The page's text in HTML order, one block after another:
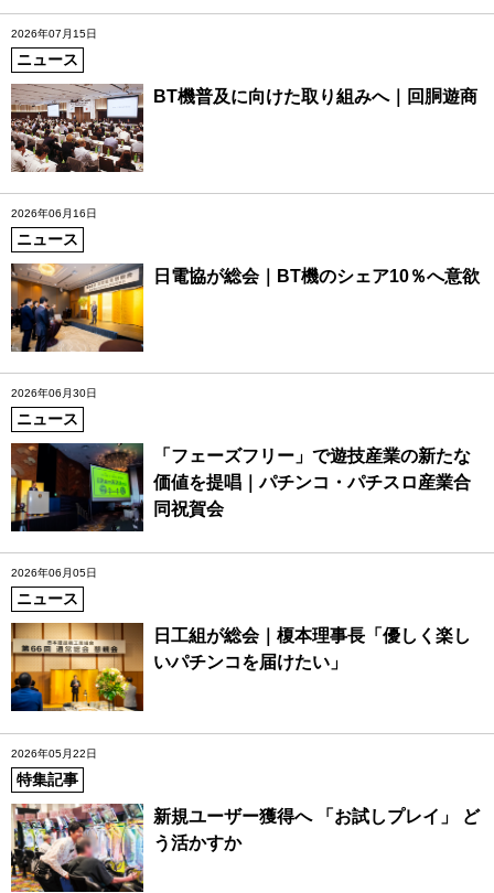
2026年07月15日
ニュース
BT機普及に向けた取り組みへ｜回胴遊商
2026年06月16日
ニュース
日電協が総会｜BT機のシェア10％へ意欲
2026年06月30日
ニュース
「フェーズフリー」で遊技産業の新たな
価値を提唱｜パチンコ・パチスロ産業合
同祝賀会
2026年06月05日
ニュース
日工組が総会｜榎本理事長「優しく楽し
いパチンコを届けたい」
2026年05月22日
特集記事
新規ユーザー獲得へ 「お試しプレイ」 ど
う活かすか